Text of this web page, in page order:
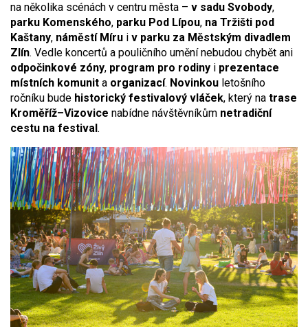
na několika scénách v centru města – v sadu Svobody,
parku Komenského, parku Pod Lípou, na Tržišti pod
Kaštany, náměstí Míru i v parku za Městským divadlem
Zlín. Vedle koncertů a pouličního umění nebudou chybět ani
odpočinkové zóny, program pro rodiny i prezentace
místních komunit a organizací. Novinkou letošního
ročníku bude historický festivalový vláček, který na trase
Kroměříž–Vizovice nabídne návštěvníkům netradiční
cestu na festival.